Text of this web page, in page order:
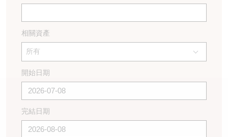
相關資產
所有
開始日期
完結日期
引伸波幅比較圖
認股證/牛熊證日誌
認股證文件及公告 (瑞信)
即將到期牛熊證
牛熊證到期結算價查詢
牛熊證速算機
業績及經濟日曆
中資ETFs溢價比較
即市板塊表現